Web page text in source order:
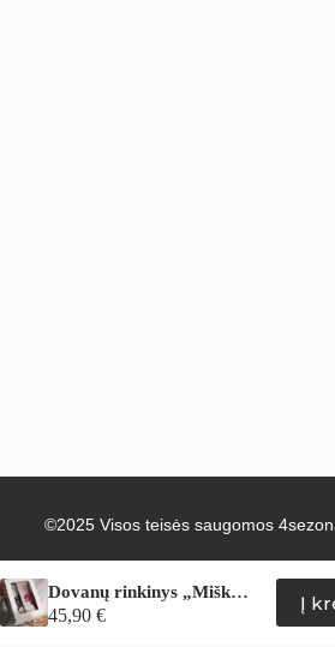
©2025 Visos teisės saugomos
Dovanų rinkinys „Miško uogos“
45,90 €
Į